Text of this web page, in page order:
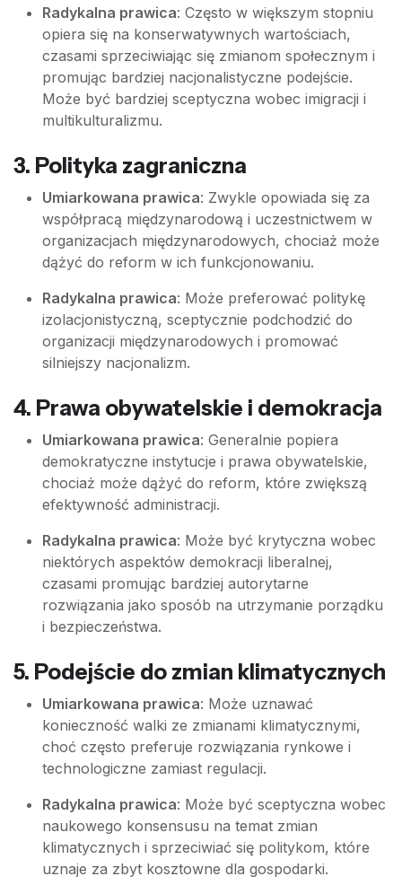
Radykalna prawica: Często w większym stopniu
opiera się na konserwatywnych wartościach,
czasami sprzeciwiając się zmianom społecznym i
promując bardziej nacjonalistyczne podejście.
Może być bardziej sceptyczna wobec imigracji i
multikulturalizmu.
3. Polityka zagraniczna
Umiarkowana prawica: Zwykle opowiada się za
współpracą międzynarodową i uczestnictwem w
organizacjach międzynarodowych, chociaż może
dążyć do reform w ich funkcjonowaniu.
Radykalna prawica: Może preferować politykę
izolacjonistyczną, sceptycznie podchodzić do
organizacji międzynarodowych i promować
silniejszy nacjonalizm.
4. Prawa obywatelskie i demokracja
Umiarkowana prawica: Generalnie popiera
demokratyczne instytucje i prawa obywatelskie,
chociaż może dążyć do reform, które zwiększą
efektywność administracji.
Radykalna prawica: Może być krytyczna wobec
niektórych aspektów demokracji liberalnej,
czasami promując bardziej autorytarne
rozwiązania jako sposób na utrzymanie porządku
i bezpieczeństwa.
5. Podejście do zmian klimatycznych
Umiarkowana prawica: Może uznawać
konieczność walki ze zmianami klimatycznymi,
choć często preferuje rozwiązania rynkowe i
technologiczne zamiast regulacji.
Radykalna prawica: Może być sceptyczna wobec
naukowego konsensusu na temat zmian
klimatycznych i sprzeciwiać się politykom, które
uznaje za zbyt kosztowne dla gospodarki.